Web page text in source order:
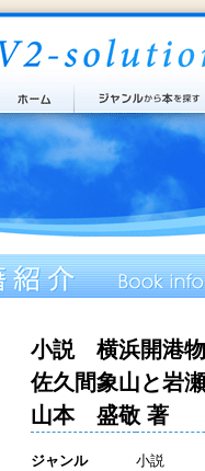
小説 横浜開港
佐久間象山と岩
山本 盛敬 著
ジャンル 小説